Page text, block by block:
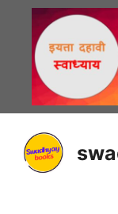
content